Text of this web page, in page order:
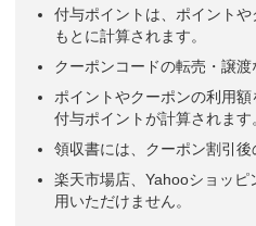
付与ポイントは、ポイント
もとに計算されます。
クーポンコードの転売・譲渡
ポイントやクーポンの利用額
付与ポイントが計算されます
領収書には、クーポン割引後
楽天市場店、Yahooショッピ
用いただけません。